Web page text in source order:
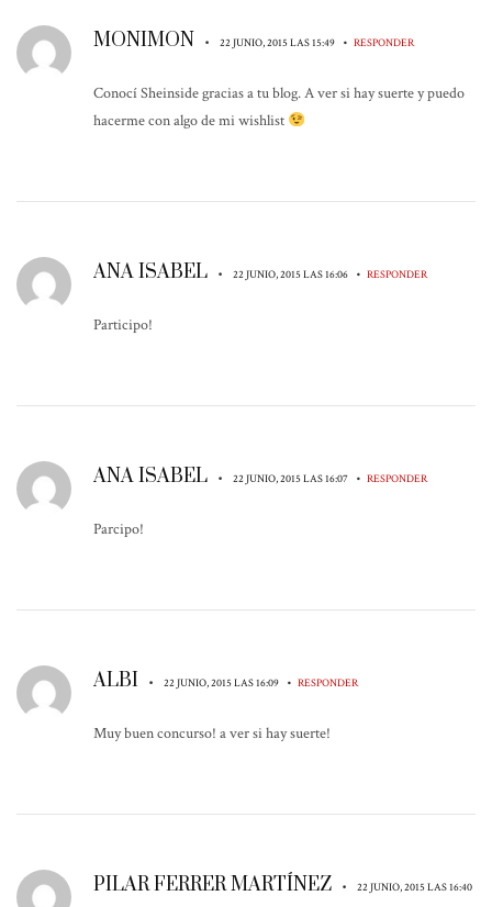
MONIMON • 22 JUNIO, 2015 LAS 15:49 • RESPONDER
Conocí Sheinside gracias a tu blog. A ver si hay suerte y puedo
hacerme con algo de mi wishlist
ANA ISABEL • 22 JUNIO, 2015 LAS 16:06 • RESPONDER
Participo!
ANA ISABEL • 22 JUNIO, 2015 LAS 16:07 • RESPONDER
Parcipo!
ALBI • 22 JUNIO, 2015 LAS 16:09 • RESPONDER
Muy buen concurso! a ver si hay suerte!
PILAR FERRER MARTÍNEZ • 22 JUNIO, 2015 LAS 16:40